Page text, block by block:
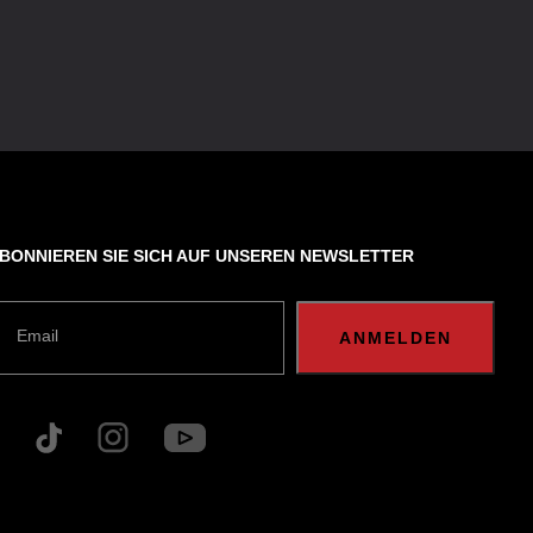
SIE SICH AUF UNSEREN NEWSLETTER
Email ANMELDEN